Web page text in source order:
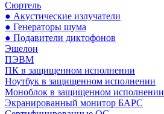
Сюртель
● Акустические излучатели
● Генераторы шума
● Подавители диктофонов
Эшелон
ПЭВМ
ПК в защищенном исполнении
Ноутбук в защищенном исполнении
Моноблок в защищенном исполнении
Экранированный монитор БАРС